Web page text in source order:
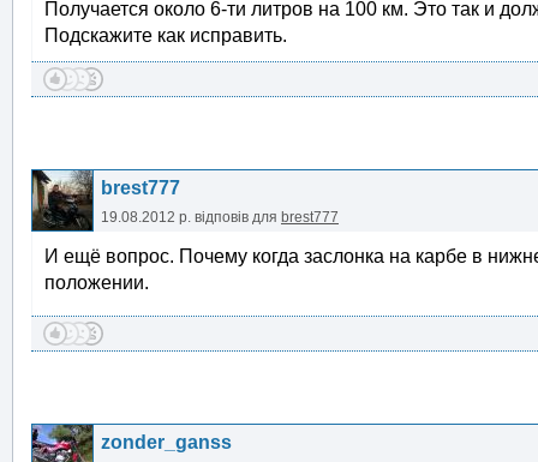
Получается около 6-ти литров на 100 км. Это так и
Подскажите как исправить.
brest777
19.08.2012 р. відповів для brest777
И ещё вопрос. Почему когда заслонка на карбе в
положении.
zonder_ganss